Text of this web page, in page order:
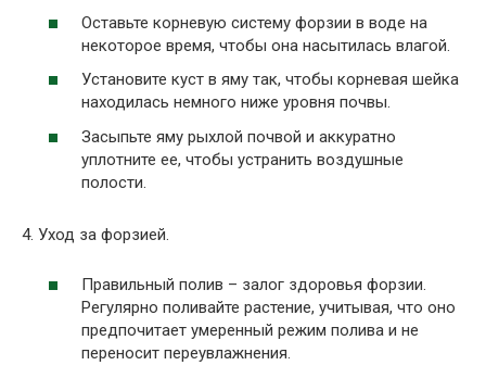
Оставьте корневую систему форзии в воде на
некоторое время, чтобы она насытилась влагой.
Установите куст в яму так, чтобы корневая шейка
находилась немного ниже уровня почвы.
Засыпьте яму рыхлой почвой и аккуратно
уплотните ее, чтобы устранить воздушные
полости.
4. Уход за форзией.
Правильный полив – залог здоровья форзии.
Регулярно поливайте растение, учитывая, что оно
предпочитает умеренный режим полива и не
переносит переувлажнения.